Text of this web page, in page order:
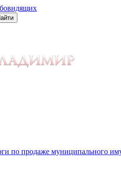
по продаже муниципального